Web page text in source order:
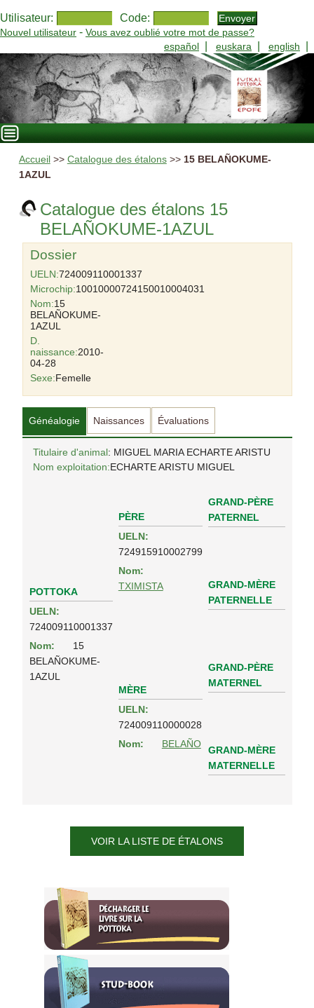
Utilisateur: Code:
Nouvel utilisateur - Vous avez oublié votre mot de passe?
español
euskara english
Accueil >> Catalogue des étalons>> 15 BELAÑOKUME-
1AZUL
Catalogue des étalons 15
BELAÑOKUME-1AZUL
Dossier
UELN:724009110001337
Microchip:10010000724150010004031
Nom:15
BELAÑOKUME-
1AZUL
D.
naissance:2010-
04-28
Sexe:Femelle
Généalogie Naissances Évaluations
Titulaire d'animal: MIGUEL MARIA ECHARTE ARISTU
Nom exploitation:ECHARTE ARISTU MIGUEL
POTTOKA
UELN:
724009110001337
Nom:
15
BELAÑOKUME-
1AZUL
PÈRE
UELN:
724915910002799
Nom:
TXIMISTA
GRAND-PÈRE
PATERNEL
GRAND-MÈRE
PATERNELLE
MÈRE
UELN:
724009110000028
Nom:
BELAÑO
GRAND-PÈRE
MATERNEL
GRAND-MÈRE
MATERNELLE
VOIR LA LISTE DE ÉTALONS